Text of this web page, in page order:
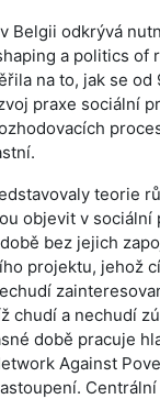
Belgii odkrývá
a politics of
na to, jak se od
praxe sociální
teorie
objevit v sociální
bez jejich
projektu, jehož
chudí a nechudí
době pracuje
Against
Centrální